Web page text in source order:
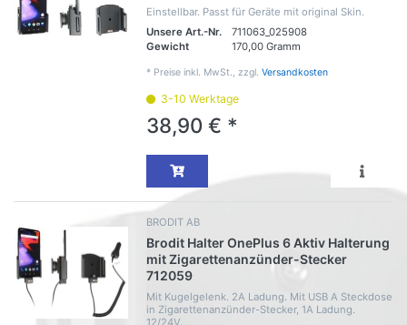
Einstellbar. Passt für Geräte mit original Skin.
Unsere Art.-Nr.
711063_025908
Gewicht
170,00 Gramm
* Preise inkl. MwSt., zzgl. Versandkosten
3-10 Werktage
38,90 € *
BRODIT AB
Brodit Halter OnePlus 6 Aktiv Halterung
mit Zigarettenanzünder-Stecker
712059
Mit Kugelgelenk. 2A Ladung. Mit USB A Steckdose
in Zigarettenanzünder-Stecker, 1A Ladung.
12/24V.